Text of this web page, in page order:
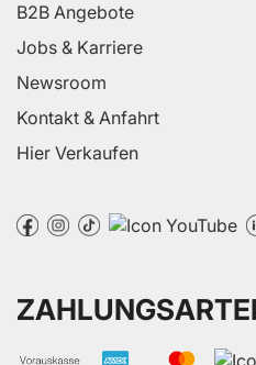
B2B Angebote
Jobs & Karriere
Newsroom
Kontakt & Anfahrt
Hier Verkaufen